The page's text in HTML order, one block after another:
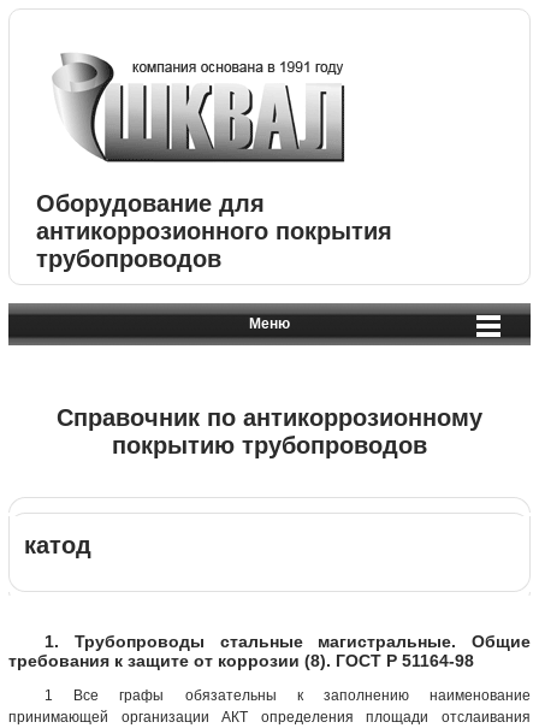
Оборудование для
антикоррозионного покрытия
трубопроводов
Меню
Справочник по антикоррозионному
покрытию трубопроводов
катод
1. Трубопроводы стальные магистральные. Общие
требования к защите от коррозии (8). ГОСТ Р 51164-98
1 Все графы обязательны к заполнению наименование
принимающей организации АКТ определения площади отслаивания